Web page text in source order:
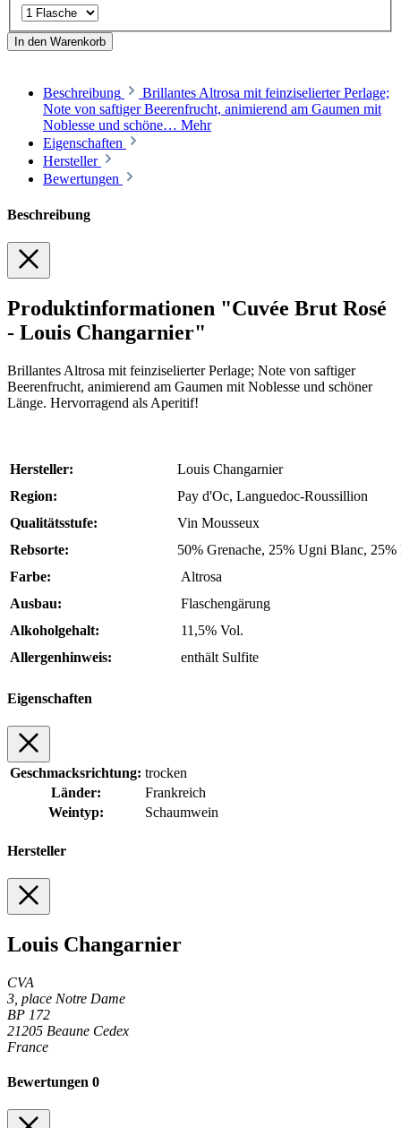
In den Warenkorb
Beschreibung
Brillantes Altrosa mit feinziselierter Perlage;
Note von saftiger Beerenfrucht, animierend am Gaumen mit
Noblesse und schöne… Mehr
Eigenschaften
Hersteller
Bewertungen
Beschreibung
Produktinformationen "Cuvée Brut Rosé
- Louis Changarnier"
Brillantes Altrosa mit feinziselierter Perlage; Note von saftiger
Beerenfrucht, animierend am Gaumen mit Noblesse und schöner
Länge. Hervorragend als Aperitif!
Hersteller:
Louis Changarnier
Region:
Pay d'Oc, Languedoc-Roussillion
Qualitätsstufe:
Vin Mousseux
Rebsorte:
50% Grenache, 25% Ugni Blanc,
Farbe:
Altrosa
Ausbau:
Flaschengärung
Alkoholgehalt:
11,5% Vol.
Allergenhinweis:
enthält Sulfite
Eigenschaften
Geschmacksrichtung: trocken
Länder:
Frankreich
Weintyp:
Schaumwein
Hersteller
Louis Changarnier
CVA
3, place Notre Dame
BP 172
21205 Beaune Cedex
France
Bewertungen 0